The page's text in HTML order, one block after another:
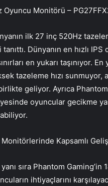
Oyuncu Monitörü –
ilk 27 inç 520Hz
Dünyanın en hızlı
en yukarı taşınıyor.
tazeleme hızı
geliyor. Ayrıca
oyuncular gecikme
Kapsamlı
sıra Phantom
ihtiyaçlarını